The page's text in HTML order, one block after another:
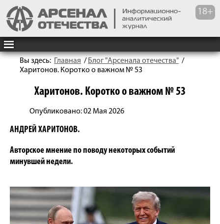
Вы здесь: Главная / Блог "Арсенала отечества" /
Харитонов. Коротко о важном № 53
Харитонов. Коротко о важном № 53
Опубликовано: 02 Мая 2026
АНДРЕЙ ХАРИТОНОВ.
Авторское мнение по поводу некоторых событий
минувшей недели.